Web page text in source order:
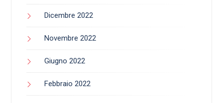
Dicembre 2022
Novembre 2022
Giugno 2022
Febbraio 2022